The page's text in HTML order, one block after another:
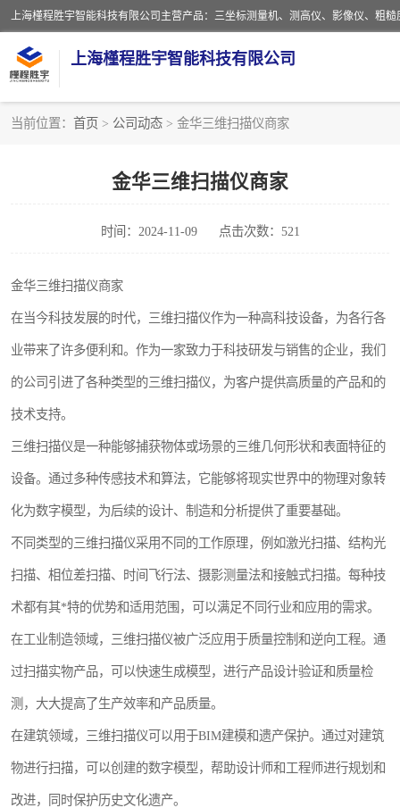
上海槿程胜宇智能科技有限公司
当前位置： 首页 > 公司动态 > 金华三维扫描仪商家
金华三维扫描仪商家
时间：2024-11-09 点击次数：521
金华三维扫描仪商家
在当今科技发展的时代，三维扫描仪作为一种高科技设备，为各行各
业带来了许多便利和。作为一家致力于科技研发与销售的企业，我们
的公司引进了各种类型的三维扫描仪，为客户提供高质量的产品和的
技术支持。
三维扫描仪是一种能够捕获物体或场景的三维几何形状和表面特征的
设备。通过多种传感技术和算法，它能够将现实世界中的物理对象转
化为数字模型，为后续的设计、制造和分析提供了重要基础。
不同类型的三维扫描仪采用不同的工作原理，例如激光扫描、结构光
扫描、相位差扫描、时间飞行法、摄影测量法和接触式扫描。每种技
术都有其*特的优势和适用范围，可以满足不同行业和应用的需求。
在工业制造领域，三维扫描仪被广泛应用于质量控制和逆向工程。通
过扫描实物产品，可以快速生成模型，进行产品设计验证和质量检
测，大大提高了生产效率和产品质量。
在建筑领域，三维扫描仪可以用于BIM建模和遗产保护。通过对建筑
物进行扫描，可以创建的数字模型，帮助设计师和工程师进行规划和
改进，同时保护历史文化遗产。
三坐标测量仪
扳手
洛氏硬度计
布洛维硬度计
镶嵌机
三坐标夹具
测针
螺纹规